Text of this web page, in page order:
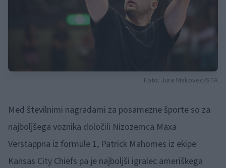
Foto: Jure Makovec/STA
Med številnimi nagradami za posamezne športe so za
najboljšega voznika določili Nizozemca Maxa
Verstappna iz formule 1, Patrick Mahomes iz ekipe
Kansas City Chiefs pa je najboljši igralec ameriškega